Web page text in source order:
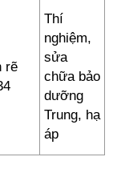
rẽ
Thí
nghiệm,
sửa
chữa bảo
dưỡng
Trung, hạ
áp